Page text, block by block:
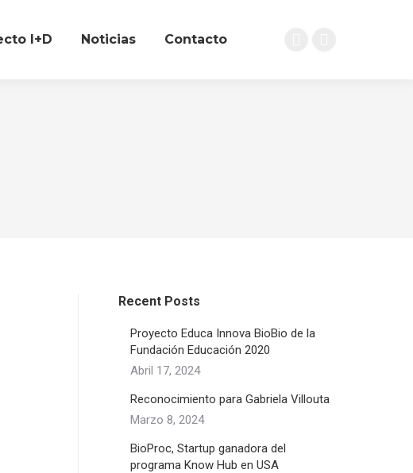
I+D Noticias Contacto
Recent Posts
Proyecto Educa Innova BioBio de la
Fundación Educación 2020
Abril 17, 2024
Reconocimiento para Gabriela Villouta
Marzo 8, 2024
BioProc, Startup ganadora del
programa Know Hub en USA